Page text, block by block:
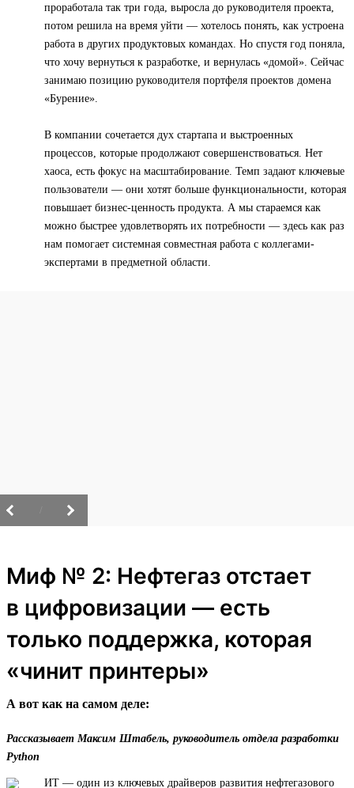
проработала так три года, выросла до руководителя проекта,
потом решила на время уйти — хотелось понять, как устроена
работа в других продуктовых командах. Но спустя год поняла,
что хочу вернуться к разработке, и вернулась «домой». Сейчас
занимаю позицию руководителя портфеля проектов домена
«Бурение».
В компании сочетается дух стартапа и выстроенных
процессов, которые продолжают совершенствоваться. Нет
хаоса, есть фокус на масштабирование. Темп задают ключевые
пользователи — они хотят больше функциональности, которая
повышает бизнес-ценность продукта. А мы стараемся как
можно быстрее удовлетворять их потребности — здесь как раз
нам помогает системная совместная работа с коллегами-
экспертами в предметной области.
Миф № 2: Нефтегаз отстает
в цифровизации — есть
только поддержка, которая
«чинит принтеры»
А вот как на самом деле:
Рассказывает Максим Штабель, руководитель отдела разработки
Python
ИТ — один из ключевых драйверов развития нефтегазового